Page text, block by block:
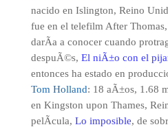
nacido en Islington, Reino
fue en el telefilm After
darÃ­a a conocer cuando
despuÃ©s, El niÃ±o con el
entonces ha estado en
Tom Holland: 18 aÃ±os, 1.68
en Kingston upon Thames,
pelÃ­cula, Lo imposible, de